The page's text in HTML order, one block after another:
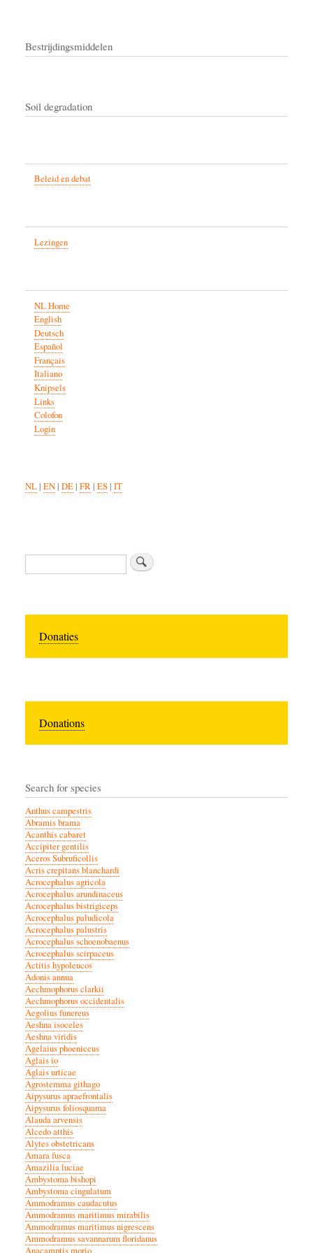
Bestrijdingsmiddelen
Soil degradation
Beleid en debat
Lezingen
NL Home
English
Deutsch
Español
Français
Italiano
Knipsels
Links
Colofon
Login
NL| EN| DE| FR| ES| IT
Search
Donaties
Donations
Search for species
Anthus campestris
Abramis brama
Acanthis cabaret
Accipiter gentilis
Aceros Subruficollis
Acris crepitans blanchardi
Acrocephalus agricola
Acrocephalus arundinaceus
Acrocephalus bistrigiceps
Acrocephalus paludicola
Acrocephalus palustris
Acrocephalus schoenobaenus
Acrocephalus scirpaceus
Actitis hypoleucos
Adonis annua
Aechmophorus clarkii
Aechmophorus occidentalis
Aegolius funereus
Aeshna isoceles
Aeshna viridis
Agelaius phoeniceus
Aglais io
Aglais urticae
Agrostemma githago
Aipysurus apraefrontalis
Aipysurus foliosquama
Alauda arvensis
Alcedo atthis
Alytes obstetricans
Amara fusca
Amazilia luciae
Ambystoma bishopi
Ambystoma cingulatum
Ammodramus caudacutus
Ammodramus maritimus mirabilis
Ammodramus maritimus nigrescens
Ammodramus savannarum floridanus